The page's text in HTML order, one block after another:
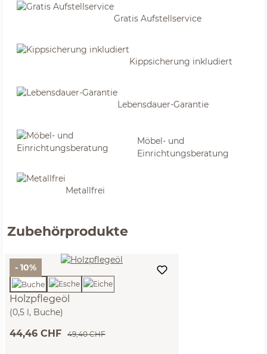
Gratis Aufstellservice
Kippsicherung inkludiert
Lebensdauer-Garantie
Möbel- und
Einrichtungsberatung
Metallfrei
Zubehörprodukte
- 10%
Holzpflegeöl
(0,5 l, Buche)
44,46 CHF 49,40 CHF